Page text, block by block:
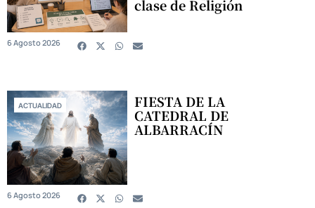
clase de Religión
6 Agosto 2026
ACTUALIDAD FIESTA DE LA
CATEDRAL DE
ALBARRACÍN
6 Agosto 2026